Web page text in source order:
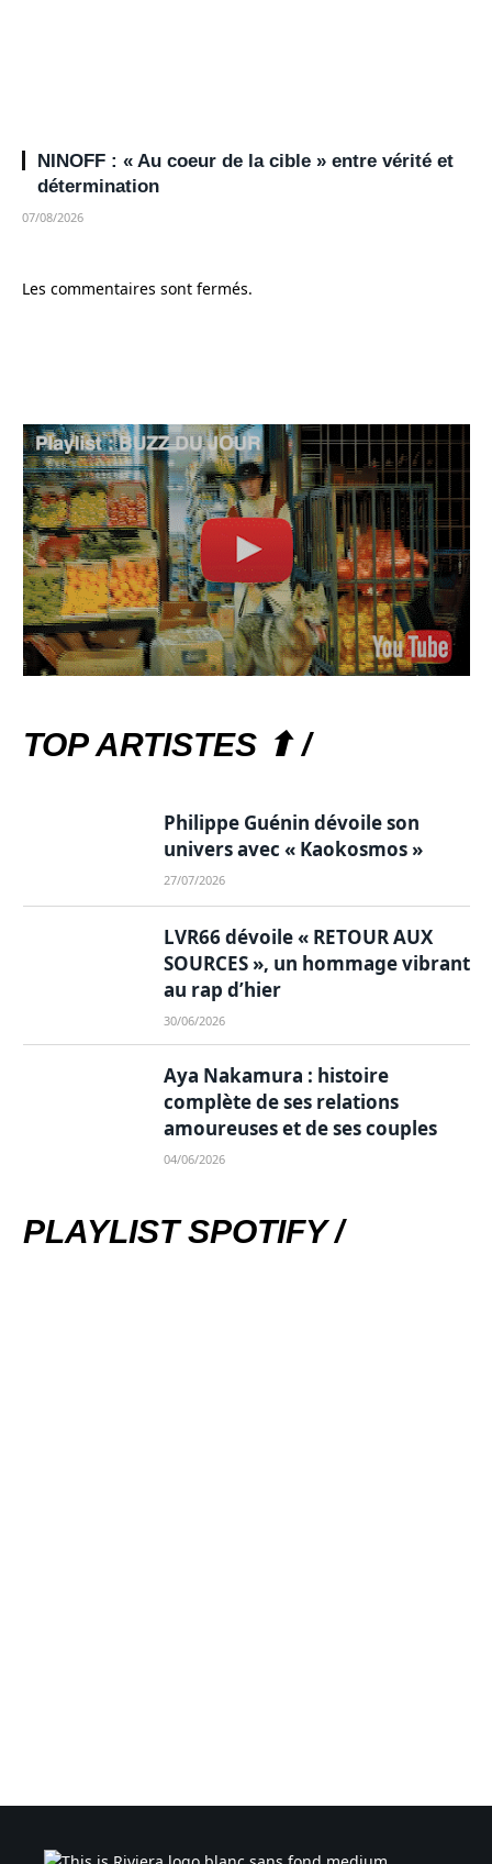
NINOFF : « Au coeur de la cible » entre vérité et
détermination
07/08/2026
Les commentaires sont fermés.
TOP ARTISTES ⬆ /
Philippe Guénin dévoile son
univers avec « Kaokosmos »
27/07/2026
LVR66 dévoile « RETOUR AUX
SOURCES », un hommage vibrant
au rap d’hier
30/06/2026
Aya Nakamura : histoire
complète de ses relations
amoureuses et de ses couples
04/06/2026
PLAYLIST SPOTIFY /